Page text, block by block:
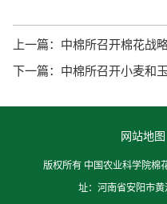
上一篇： 中棉所召开棉花战
下一篇： 中棉所召开小麦和
网站地
版权所有 中国农业科学院棉
址：河南省安阳市